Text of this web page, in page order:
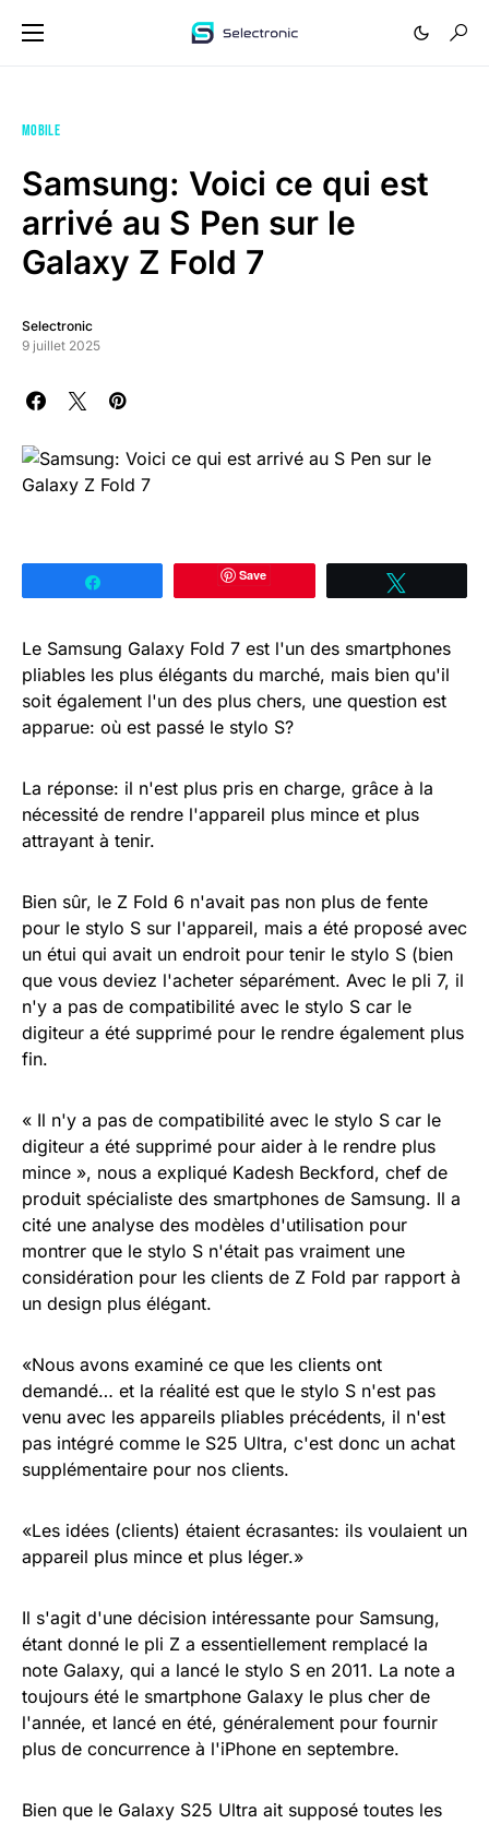
MOBILE
Samsung: Voici ce qui est
arrivé au S Pen sur le
Galaxy Z Fold 7
Selectronic
9 juillet 2025
Save
Le Samsung Galaxy Fold 7 est l'un des smartphones
pliables les plus élégants du marché, mais bien qu'il
soit également l'un des plus chers, une question est
apparue: où est passé le stylo S?
La réponse: il n'est plus pris en charge, grâce à la
nécessité de rendre l'appareil plus mince et plus
attrayant à tenir.
Bien sûr, le Z Fold 6 n'avait pas non plus de fente
pour le stylo S sur l'appareil, mais a été proposé avec
un étui qui avait un endroit pour tenir le stylo S (bien
que vous deviez l'acheter séparément. Avec le pli 7, il
n'y a pas de compatibilité avec le stylo S car le
digiteur a été supprimé pour le rendre également plus
fin.
« Il n'y a pas de compatibilité avec le stylo S car le
digiteur a été supprimé pour aider à le rendre plus
mince », nous a expliqué Kadesh Beckford, chef de
produit spécialiste des smartphones de Samsung. Il a
cité une analyse des modèles d'utilisation pour
montrer que le stylo S n'était pas vraiment une
considération pour les clients de Z Fold par rapport à
un design plus élégant.
«Nous avons examiné ce que les clients ont
demandé… et la réalité est que le stylo S n'est pas
venu avec les appareils pliables précédents, il n'est
pas intégré comme le S25 Ultra, c'est donc un achat
supplémentaire pour nos clients.
«Les idées (clients) étaient écrasantes: ils voulaient un
appareil plus mince et plus léger.»
Il s'agit d'une décision intéressante pour Samsung,
étant donné le pli Z a essentiellement remplacé la
note Galaxy, qui a lancé le stylo S en 2011. La note a
toujours été le smartphone Galaxy le plus cher de
l'année, et lancé en été, généralement pour fournir
plus de concurrence à l'iPhone en septembre.
Bien que le Galaxy S25 Ultra ait supposé toutes les